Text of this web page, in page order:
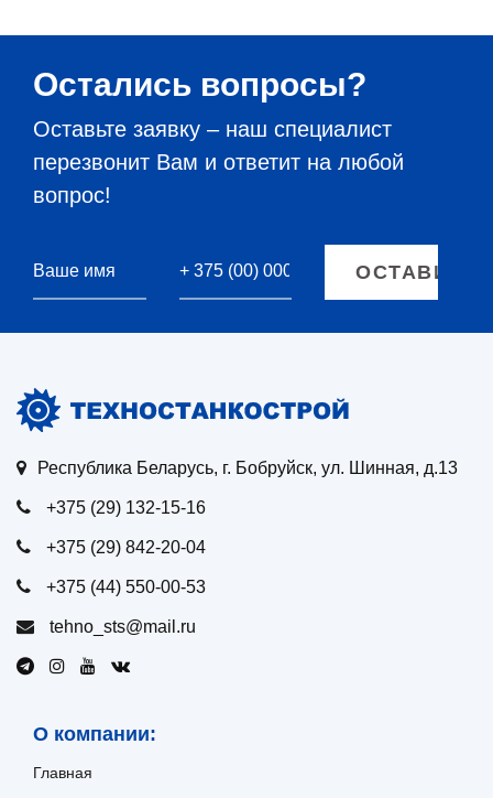
Остались вопросы?
Оставьте заявку – наш специалист
перезвонит Вам и ответит на любой
вопрос!
Республика Беларусь, г. Бобруйск, ул. Шинная, д.13
+375 (29) 132-15-16
+375 (29) 842-20-04
+375 (44) 550-00-53
tehno_sts@mail.ru
О компании:
Главная